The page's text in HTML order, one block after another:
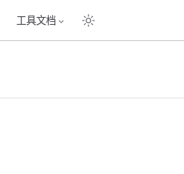
工具文档